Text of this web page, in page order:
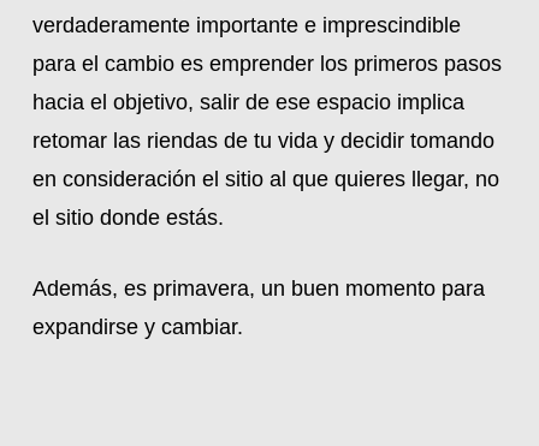
verdaderamente importante e imprescindible
para el cambio es emprender los primeros pasos
hacia el objetivo, salir de ese espacio implica
retomar las riendas de tu vida y decidir tomando
en consideración el sitio al que quieres llegar, no
el sitio donde estás.
Además, es primavera, un buen momento para
expandirse y cambiar.